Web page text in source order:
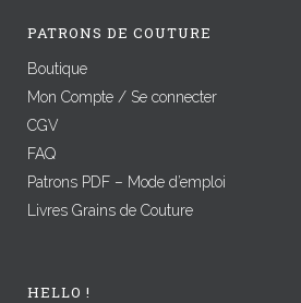
PATRONS DE COUTURE
Boutique
Mon Compte / Se connecter
CGV
FAQ
Patrons PDF – Mode d’emploi
Livres Grains de Couture
HELLO !